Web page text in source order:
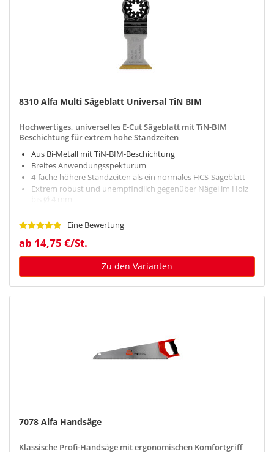
8310 Alfa Multi Sägeblatt Universal TiN BIM
Hochwertiges, universelles E-Cut Sägeblatt mit TiN-BIM
Beschichtung für extrem hohe Standzeiten
Aus Bi-Metall mit TiN-BIM-Beschichtung
Breites Anwendungsspekturum
4-fache höhere Standzeiten als ein normales HCS-Sägeblatt
Extrem robust und unempfindlich gegenüber Nägel im Holz
bis Ø 4 mm
Eine Bewertung
ab 14,75 €/St.
Zu den Varianten
7078 Alfa Handsäge
Klassische Profi-Handsäge mit ergonomischen Komfortgriff